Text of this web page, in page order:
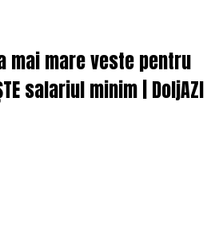
mai mare veste pentru
salariul minim | DoljAZI